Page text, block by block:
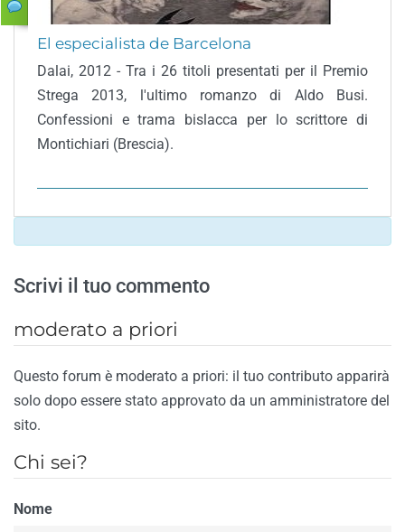
El especialista de Barcelona
Dalai, 2012 - Tra i 26 titoli presentati per il Premio
Strega 2013, l'ultimo romanzo di Aldo Busi.
Confessioni e trama bislacca per lo scrittore di
Montichiari (Brescia).
Scrivi il tuo commento
moderato a priori
Questo forum è moderato a priori: il tuo contributo apparirà
solo dopo essere stato approvato da un amministratore del
sito.
Chi sei?
Nome